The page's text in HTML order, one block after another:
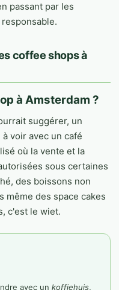
passant par les
coffee shops à
à Amsterdam ?
suggérer, un
voir avec un café
où la vente et la
sous certaines
des boissons non
même des space cakes
c'est le wiet.
avec un koffiehuis,